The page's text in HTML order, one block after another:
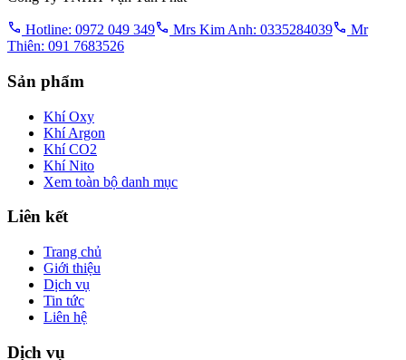
Hotline: 0972 049 349 Mrs Kim Anh: 0335284039
Mr
Thiên: 091 7683526
Sản phẩm
Khí Oxy
Khí Argon
Khí CO2
Khí Nito
Xem toàn bộ danh mục
Liên kết
Trang chủ
Giới thiệu
Dịch vụ
Tin tức
Liên hệ
Dịch vụ